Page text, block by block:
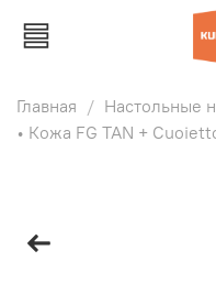
Главная
Настольные
• Кожа FG TAN +